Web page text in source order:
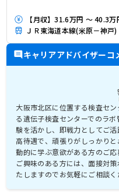
【月収】31.6万円 ～ 40.3
ＪＲ東海道本線(米原－神戸)
キャリアアドバイザーコ
大阪市北区に位置する検査セ
る遺伝子検査センターでのラ
験を活かし、即戦力としてご
高待遇で、頑張りがしっかり
動的に学ぶ意欲がある方のご応
ご興味のある方には、面接対
たしますのでお気軽にご相談く